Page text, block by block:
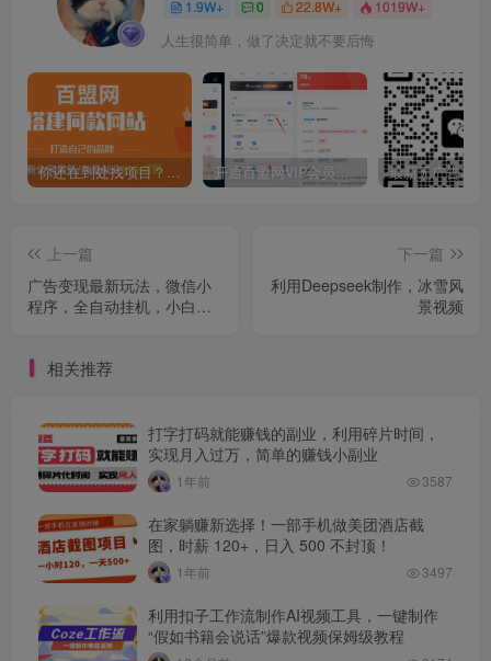
1.9W+ 0 22.8W+ 1019W+
人生很简单，做了决定就不要后悔
你还在到处找项目？还在当韭菜？我靠卖项目一个月收入5万+，曾经我也是个失败者。 开通百盟网VIP会员，尊享全站资源免费下载，享70%的推广提成！！【限时五折优惠】
上一篇
广告变现最新玩法，微信小
程序，全自动挂机，小白也
下一篇
利用Deepseek制作，冰雪风
景视频
相关推荐
打字打码就能赚钱的副业，利用碎片时间，
实现月入过万，简单的赚钱小副业
1年前 3587
在家躺赚新选择！一部手机做美团酒店截
图，时薪 120+，日入 500 不封顶！
1年前 3497
利用扣子工作流制作AI视频工具，一键制作
“假如书籍会说话”爆款视频保姆级教程